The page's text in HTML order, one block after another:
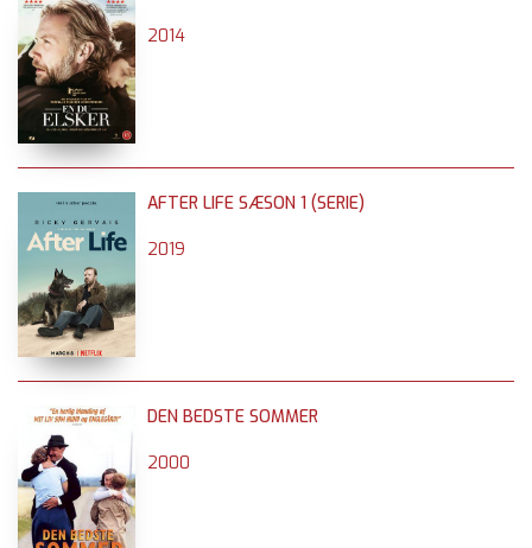
2014
AFTER LIFE SÆSON 1 (SERIE)
2019
DEN BEDSTE SOMMER
2000